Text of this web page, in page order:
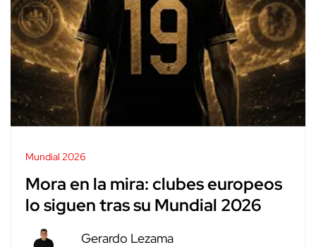
Mundial 2026
Mora en la mira: clubes europeos
lo siguen tras su Mundial 2026
Gerardo Lezama